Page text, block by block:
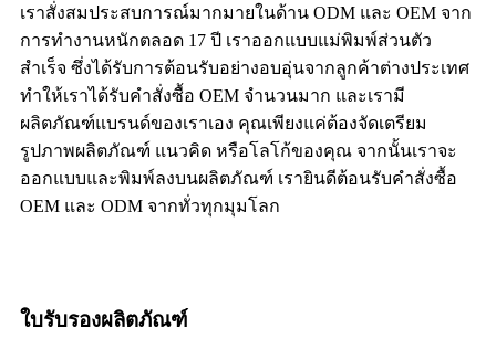
เราสั่งสมประสบการณ์มากมายในด้าน ODM และ OEM จาก
การทำงานหนักตลอด 17 ปี เราออกแบบแม่พิมพ์ส่วนตัว
สำเร็จ ซึ่งได้รับการต้อนรับอย่างอบอุ่นจากลูกค้าต่างประเทศ
ทำให้เราได้รับคำสั่งซื้อ OEM จำนวนมาก และเรามี
ผลิตภัณฑ์แบรนด์ของเราเอง คุณเพียงแค่ต้องจัดเตรียม
รูปภาพผลิตภัณฑ์ แนวคิด หรือโลโก้ของคุณ จากนั้นเราจะ
ออกแบบและพิมพ์ลงบนผลิตภัณฑ์ เรายินดีต้อนรับคำสั่งซื้อ
OEM และ ODM จากทั่วทุกมุมโลก
ใบรับรองผลิตภัณฑ์